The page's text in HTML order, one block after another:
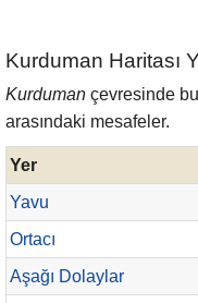
Kurduman Haritası
Kurduman çevresinde
arasındaki mesafeler.
Yer
Yavu
Ortacı
Aşağı Dolaylar